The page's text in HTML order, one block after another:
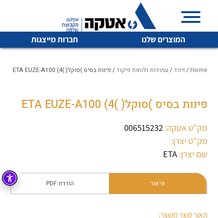
המוצרים שלנו חברות מייצגות
איכות | שרות | זמינות
והפצה של מוצרי
מיתוג, בקרה , ואינסטלציה חשמלית ופעילה ב7 תחומים:
חשמל
רובוטיקה ואוטומציה תעשייתית
לכל מוצרי היצרן
Home
/זיווד/ עמודות ולוחות פיקוד/ פינות בסיס )סוקל( )ETA EUZE-A100 (4
פינות בסיס )סוקל( )ETA EUZE-A100 (4
מק"ט אטקה: 006515232
מק"ט יצרן:
שם יצרן: ETA
תיאור הורדת PDF
תאור מוצר מקוצר: